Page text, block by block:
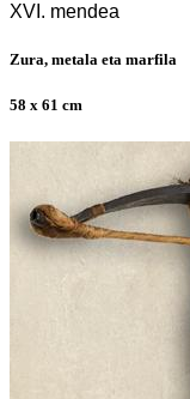
XVI. mendea
Zura, metala eta marfila
58 x 61 cm